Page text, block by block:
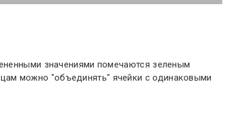
значениями помечаются зеленым
можно "объединять" ячейки с одинаковыми